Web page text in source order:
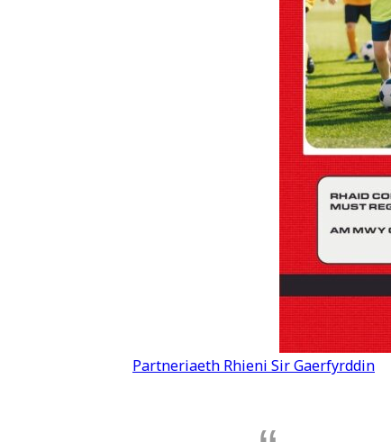
Llywio
Partneriaeth Rhieni Sir Gaerfyrddin